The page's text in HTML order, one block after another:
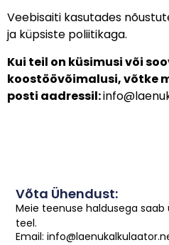
Veebisaiti kasutades
ja küpsiste poliitikaga.
Kui teil on küsimusi või
koostöövõimalusi, võtke
posti aadressil:
Võta Ühendust:
Meie teenuse haldusega
teel.
Email: